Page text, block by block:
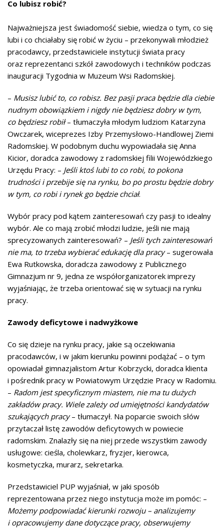
Co lubisz robić?
Najważniejsza jest świadomość siebie, wiedza o tym, co się
lubi i co chciałaby się robić w życiu – przekonywali młodzież
pracodawcy, przedstawiciele instytucji świata pracy
oraz reprezentanci szkół zawodowych i techników podczas
inauguracji Tygodnia w Muzeum Wsi Radomskiej.
– Musisz lubić to, co robisz. Bez pasji praca będzie dla ciebie
nudnym obowiązkiem i nigdy nie będziesz dobry w tym,
co będziesz robił– tłumaczyła młodym ludziom Katarzyna
Owczarek, wiceprezes Izby Przemysłowo-Handlowej Ziemi
Radomskiej. W podobnym duchu wypowiadała się Anna
Kicior, doradca zawodowy z radomskiej filii Wojewódzkiego
Urzędu Pracy: – Jeśli ktoś lubi to co robi, to pokona
trudności i przebije się na rynku, bo po prostu będzie dobry
w tym, co robi i rynek go będzie chciał.
Wybór pracy pod kątem zainteresowań czy pasji to idealny
wybór. Ale co mają zrobić młodzi ludzie, jeśli nie mają
sprecyzowanych zainteresowań? – Jeśli tych zainteresowań
nie ma, to trzeba wybierać edukację dla pracy– sugerowała
Ewa Rutkowska, doradcza zawodowy z Publicznego
Gimnazjum nr 9, jedna ze współorganizatorek imprezy
wyjaśniając, że trzeba orientować się w sytuacji na rynku
pracy.
Zawody deficytowe i nadwyżkowe
Co się dzieje na rynku pracy, jakie są oczekiwania
pracodawców, i w jakim kierunku powinni podążać – o tym
opowiadał gimnazjalistom Artur Kobrzycki, doradca klienta
i pośrednik pracy w Powiatowym Urzędzie Pracy w Radomiu.
– Radom jest specyficznym miastem, nie ma tu dużych
zakładów pracy. Wiele zależy od umiejętności kandydatów
szukających pracy– tłumaczył. Na poparcie swoich słów
przytaczał listę zawodów deficytowych w powiecie
radomskim. Znalazły się na niej przede wszystkim zawody
usługowe: cieśla, cholewkarz, fryzjer, kierowca,
kosmetyczka, murarz, sekretarka.
Przedstawiciel PUP wyjaśniał, w jaki sposób
reprezentowana przez niego instytucja może im pomóc: –
Możemy podpowiadać kierunki rozwoju – analizujemy
i opracowujemy dane dotyczące pracy, obserwujemy